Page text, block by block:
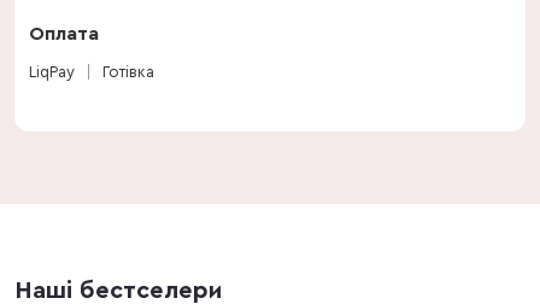
Оплата
LiqPay Готівка
Наші бестселери